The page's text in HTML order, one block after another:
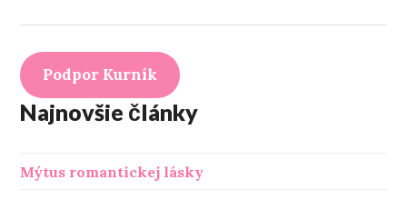
Podpor Kurník
Najnovšie články
Mýtus romantickej lásky